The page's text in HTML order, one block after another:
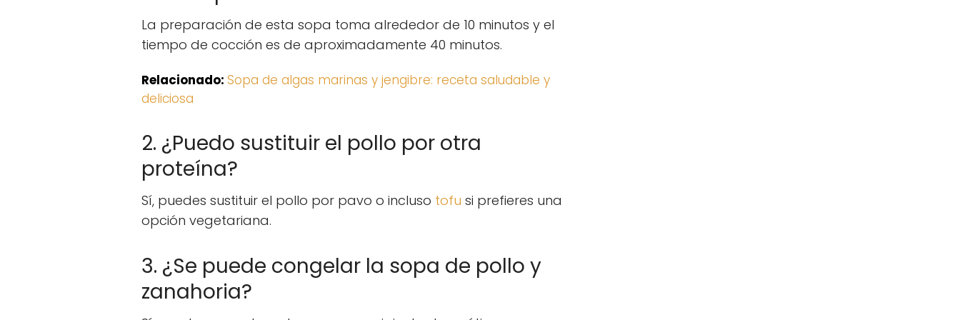
La preparación de esta sopa toma alrededor de 10 minutos y el
tiempo de cocción es de aproximadamente 40 minutos.
Relacionado: Sopa de algas marinas y jengibre: receta saludable y
deliciosa
2. ¿Puedo sustituir el pollo por otra
proteína?
Sí, puedes sustituir el pollo por pavo o incluso tofu si prefieres una
opción vegetariana.
3. ¿Se puede congelar la sopa de pollo y
zanahoria?